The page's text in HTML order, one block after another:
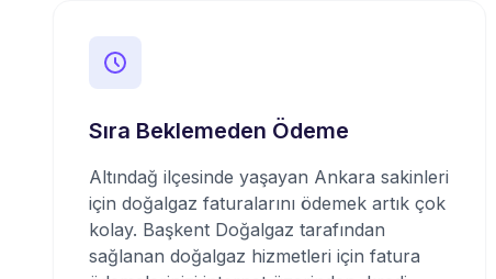
Sıra Beklemeden Ödeme
Altındağ ilçesinde yaşayan Ankara sakinleri
için doğalgaz faturalarını ödemek artık çok
kolay. Başkent Doğalgaz tarafından
sağlanan doğalgaz hizmetleri için fatura